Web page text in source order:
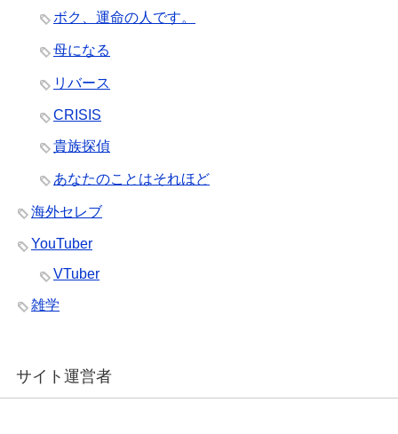
ボク、運命の人です。
母になる
リバース
CRISIS
貴族探偵
あなたのことはそれほど
海外セレブ
YouTuber
VTuber
雑学
サイト運営者